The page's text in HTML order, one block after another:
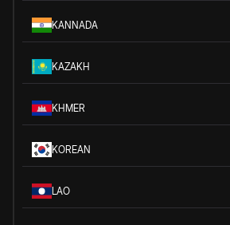
KANNADA
KAZAKH
KHMER
KOREAN
LAO